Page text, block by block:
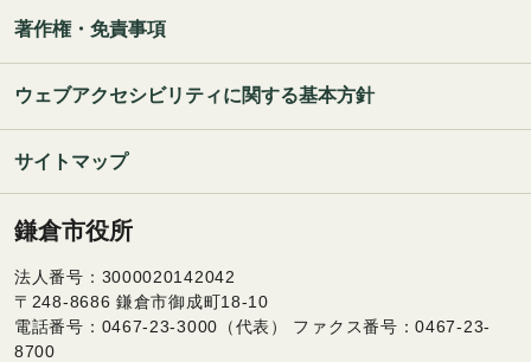
著作権・免責事項
ウェブアクセシビリティに関する基本方針
サイトマップ
鎌倉市役所
法人番号：3000020142042
〒248-8686 鎌倉市御成町18-10
電話番号：0467-23-3000（代表） ファクス番号：0467-23-
8700